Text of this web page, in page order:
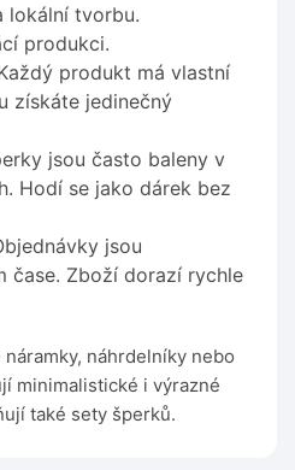
lokální tvorbu.
produkci.
produkt má vlastní
získáte jedinečný
jsou často baleny v
Hodí se jako dárek bez
jsou
čase. Zboží dorazí rychle
náhrdelníky nebo
minimalistické i výrazné
také sety šperků.